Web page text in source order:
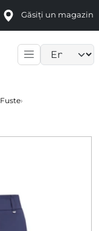
Găsiți un magazin
Fuste›